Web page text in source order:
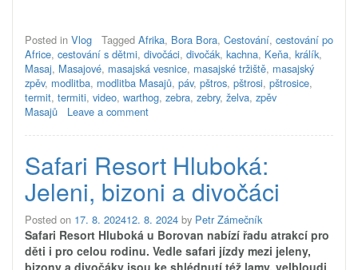
Keňa“
Posted in Vlog Tagged Afrika, Bora Bora, Cestování, cestování po
Africe, cestování s dětmi, divočáci, divočák, kachna, Keňa, králík,
Masaj, Masajové, masajská vesnice, masajské tržiště, masajský
zpěv, modlitba, modlitba Masajů, páv, pštros, pštrosi, pštrosice,
termit, termiti, video, warthog, zebra, zebry, želva, zpěv
Masajů
Leave a comment
Safari Resort Hluboká:
Jeleni, bizoni a divočáci
Posted on 17. 8. 202412. 8. 2024 by Petr Zámečník
Safari Resort Hluboká u Borovan nabízí řadu atrakcí pro
děti i pro celou rodinu. Vedle safari jízdy mezi jeleny,
bizony a divočáky jsou ke shlédnutí též lamy, velbloudi